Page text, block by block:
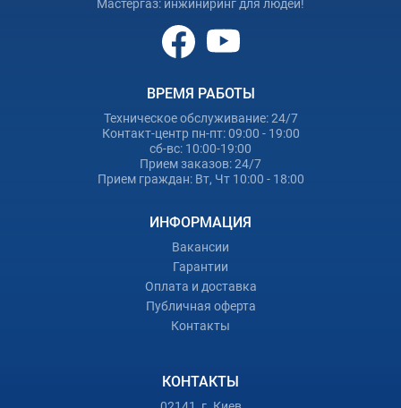
Мастергаз: инжиниринг для людей!
ВРЕМЯ РАБОТЫ
Техническое обслуживание: 24/7
Контакт-центр пн-пт: 09:00 - 19:00
сб-вс: 10:00-19:00
Прием заказов: 24/7
Прием граждан: Вт, Чт 10:00 - 18:00
ИНФОРМАЦИЯ
Вакансии
Гарантии
Оплата и доставка
Публичная оферта
Контакты
КОНТАКТЫ